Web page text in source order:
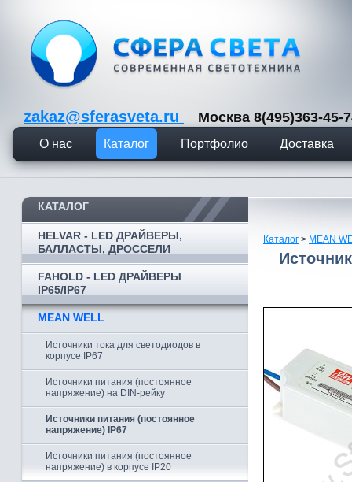
zakaz@sferasveta.ru Москва 8(495)363-
О нас Каталог Портфолио Доставка
КАТАЛОГ
HELVAR - LED ДРАЙВЕРЫ,
БАЛЛАСТЫ, ДРОССЕЛИ
FAHOLD - LED ДРАЙВЕРЫ
IP65/IP67
MEAN WELL
Источники тока для светодиодов в
корпусе IP67
Источники питания (постоянное
напряжение) на DIN-рейку
Источники питания (постоянное
напряжение) IP67
Источники питания (постоянное
напряжение) в корпусе IP20
Каталог > MEAN